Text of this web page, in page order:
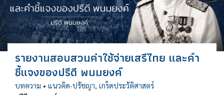
รายงานสอบสวนค่าใช้จ่ายเสรีไทย และคำ
ชี้แจงของปรีดี พนมยงค์
บทความ • แนวคิด-ปรัชญา, เกร็ดประวัติศาสตร์